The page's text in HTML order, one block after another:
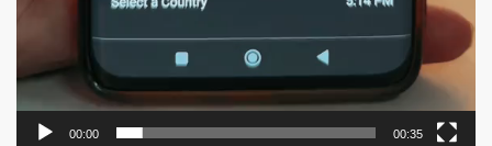
00:00 00:35